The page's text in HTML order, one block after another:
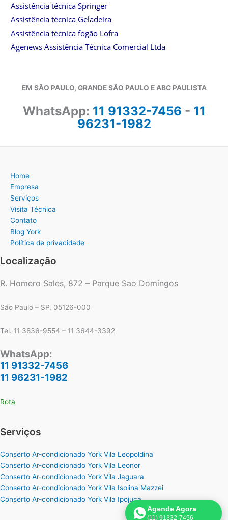
Assistência técnica Springer
Assistência técnica Geladeira
Assistência técnica fogão Lofra
Agenews Assistência Técnica Comercial Ltda
EM SÃO PAULO, GRANDE SÃO PAULO E ABC PAULISTA
WhatsApp: 11 91332-7456 - 11
96231-1982
Home
Empresa
Serviços
Visita Técnica
Contato
Blog York
Política de privacidade
Localização
R. Homero Sales, 872 – Parque Sao Domingos
São Paulo – SP, 05126-000
Tel. 11 3836-9554 – 11 3644-3392
WhatsApp:
11 91332-7456
11 96231-1982
Rota
Serviços
Conserto Ar-condicionado York Vila Leopoldina
Conserto Ar-condicionado York Vila Leonor
Conserto Ar-condicionado York Vila Jaguara
Conserto Ar-condicionado York Vila Isolina Mazzei
Conserto Ar-condicionado York Vila Ipojuca
Agende Agora
(11) 91332-7456